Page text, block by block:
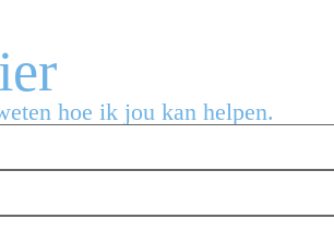
hoe ik jou kan helpen.